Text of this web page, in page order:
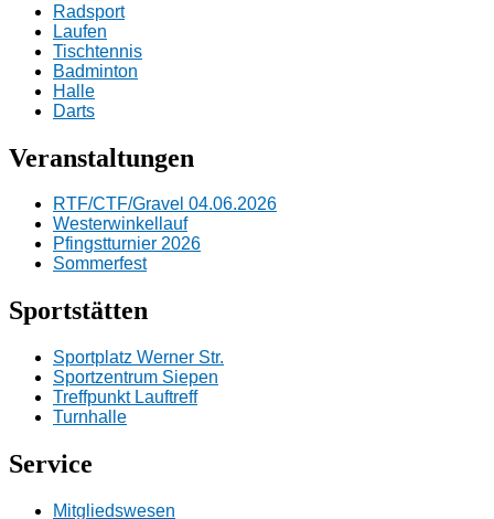
Radsport
Laufen
Tischtennis
Badminton
Halle
Darts
Veranstaltungen
RTF/CTF/Gravel 04.06.2026
Westerwinkellauf
Pfingstturnier 2026
Sommerfest
Sportstätten
Sportplatz Werner Str.
Sportzentrum Siepen
Treffpunkt Lauftreff
Turnhalle
Service
Mitgliedswesen